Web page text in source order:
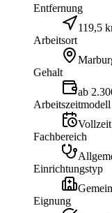
Entfernung
119,5
Arbeitsort
Gehalt
ab
Arbeitszeitmodell
Fachbereich
Einrichtungstyp
Eignung